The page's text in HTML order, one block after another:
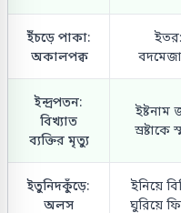
ইঁচড়ে পাকা:
অকালপক্ব
ইতর:
ইন্দ্রপতন:
বিখ্যাত
ব্যক্তির মৃত্যু
ইষ্টনাম
স্রষ্টাকে
ইতুনিদকুঁড়ে:
অলস
ইনিয়ে
ঘুরিয়ে